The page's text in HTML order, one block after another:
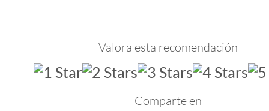
Valora esta recomendación
Comparte en